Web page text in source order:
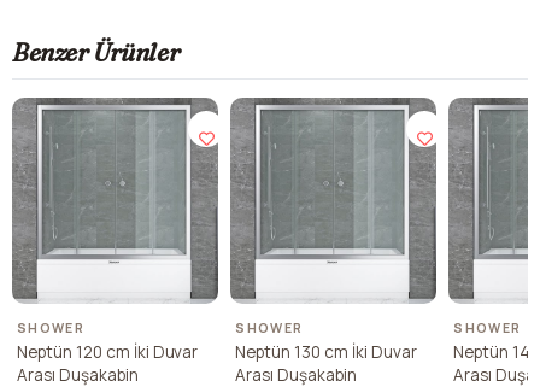
Benzer Ürünler
SHOWER
Neptün 120 cm İki Duvar
Arası Duşakabin
SHOWER
Neptün 130 cm İki Duvar
Arası Duşakabin
SHOWER
Neptün
Arası